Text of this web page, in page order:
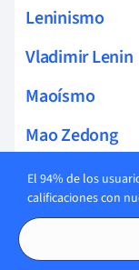
Leninismo
Vladimir Lenin
Maoísmo
Mao Zedong
Estalinismo
Joseph Stalin
Igualdad
El 94% de los
calificaciones con